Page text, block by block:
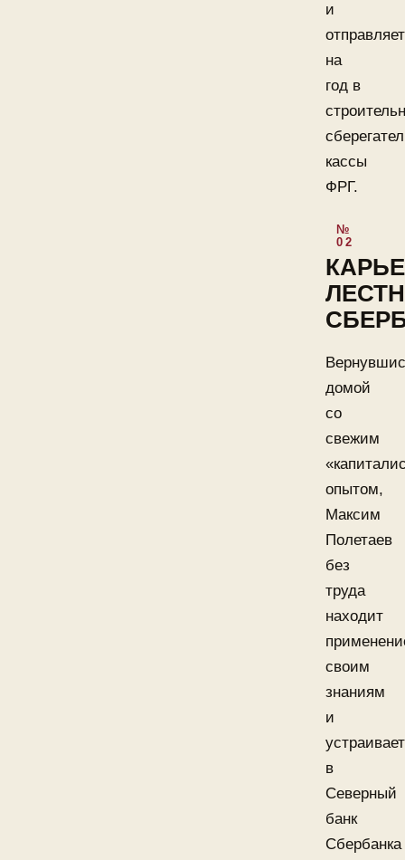
и
на
год в
кассы
ФРГ.
домой
со
свежим
опытом,
Максим
Полетаев
без
труда
находит
своим
знаниям
и
в
Северный
банк
Сбербанка